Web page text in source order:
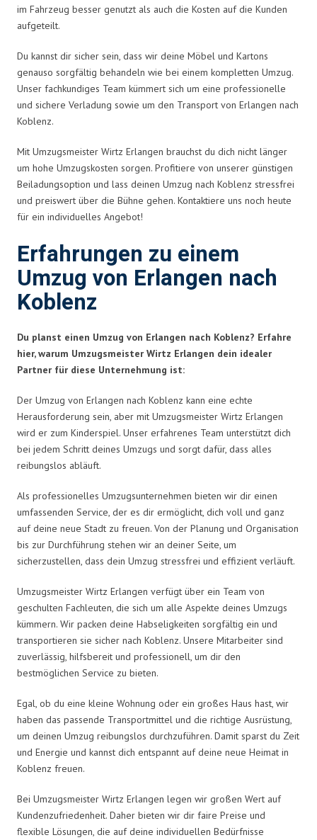
im Fahrzeug besser genutzt als auch die Kosten auf die Kunden
aufgeteilt.
Du kannst dir sicher sein, dass wir deine Möbel und Kartons
genauso sorgfältig behandeln wie bei einem kompletten Umzug.
Unser fachkundiges Team kümmert sich um eine professionelle
und sichere Verladung sowie um den Transport von Erlangen nach
Koblenz.
Mit Umzugsmeister Wirtz Erlangen brauchst du dich nicht länger
um hohe Umzugskosten sorgen. Profitiere von unserer günstigen
Beiladungsoption und lass deinen Umzug nach Koblenz stressfrei
und preiswert über die Bühne gehen. Kontaktiere uns noch heute
für ein individuelles Angebot!
Erfahrungen zu einem
Umzug von Erlangen nach
Koblenz
Du planst einen Umzug von Erlangen nach Koblenz? Erfahre
hier, warum Umzugsmeister Wirtz Erlangen dein idealer
Partner für diese Unternehmung ist:
Der Umzug von Erlangen nach Koblenz kann eine echte
Herausforderung sein, aber mit Umzugsmeister Wirtz Erlangen
wird er zum Kinderspiel. Unser erfahrenes Team unterstützt dich
bei jedem Schritt deines Umzugs und sorgt dafür, dass alles
reibungslos abläuft.
Als professionelles Umzugsunternehmen bieten wir dir einen
umfassenden Service, der es dir ermöglicht, dich voll und ganz
auf deine neue Stadt zu freuen. Von der Planung und Organisation
bis zur Durchführung stehen wir an deiner Seite, um
sicherzustellen, dass dein Umzug stressfrei und effizient verläuft.
Umzugsmeister Wirtz Erlangen verfügt über ein Team von
geschulten Fachleuten, die sich um alle Aspekte deines Umzugs
kümmern. Wir packen deine Habseligkeiten sorgfältig ein und
transportieren sie sicher nach Koblenz. Unsere Mitarbeiter sind
zuverlässig, hilfsbereit und professionell, um dir den
bestmöglichen Service zu bieten.
Egal, ob du eine kleine Wohnung oder ein großes Haus hast, wir
haben das passende Transportmittel und die richtige Ausrüstung,
um deinen Umzug reibungslos durchzuführen. Damit sparst du Zeit
und Energie und kannst dich entspannt auf deine neue Heimat in
Koblenz freuen.
Bei Umzugsmeister Wirtz Erlangen legen wir großen Wert auf
Kundenzufriedenheit. Daher bieten wir dir faire Preise und
flexible Lösungen, die auf deine individuellen Bedürfnisse